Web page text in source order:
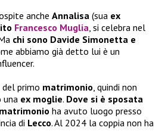
anche Annalisa (sua ex
Francesco Muglia, si celebra nel
chi sono Davide Simonetta e
abbiamo già detto lui è un
primo matrimonio, quindi non
una ex moglie. Dove si è sposata
matrimonio ha avuto luogo presso
di Lecco. Al 2024 la coppia non ha